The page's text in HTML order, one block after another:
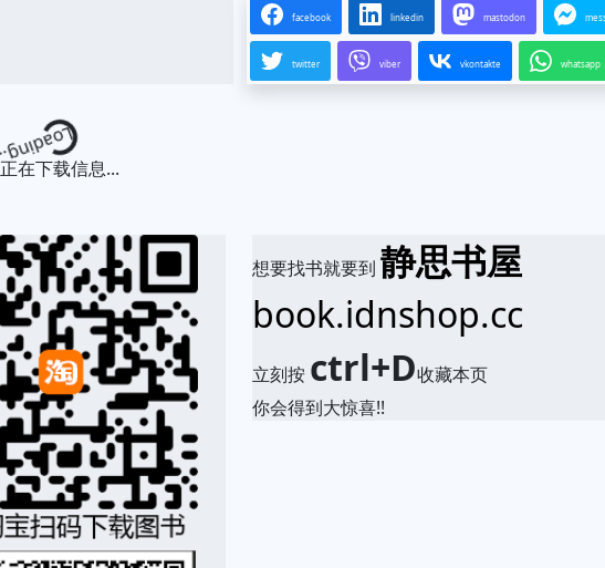
facebook linkedin mastodon
twitter viber vkontakte whatsapp
Loading...
正在下载信息...
想要找书就要到静思书屋
book.idnshop.cc
立刻按 ctrl+D收藏本页
你会得到大惊喜!!